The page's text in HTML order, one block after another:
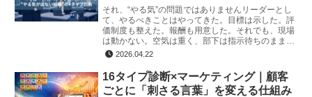
それ、“やる気”の問題ではありませんリーダーとし
て、やるべきことはやってきた。目標は示した。評
価制度も整えた。報酬も用意した。それでも、現場
は動かない。空気は重く、部下は指示待ちのまま。
自発的に動く気配がない。そんな状況が続けば、こ
2026.04.22
16タイプ診断×マーケティング｜顧客
ごとに「刺さる言葉」を変える仕組み